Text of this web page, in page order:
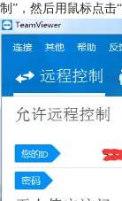
制”，然后用鼠标点击“